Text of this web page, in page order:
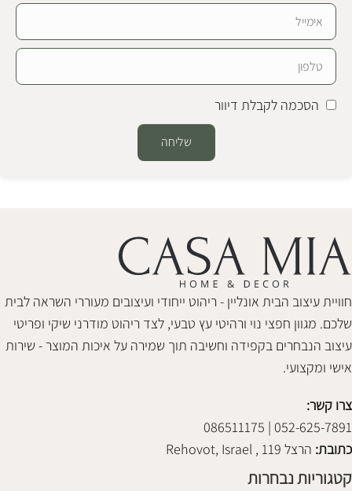
הסכמה לקבלת דיוור
שליחה
חוויית עיצוב הבית אונליין - ריהוט ייחודי ועיצובים מעוררי השראה לבית
שלכם. מגוון חפצי נוי ורהיטי עץ טבעי, לצד ריהוט מודרני שיקי ופריטי
עיצוב הנבחרים בקפידה וחשיבה תוך שמירה על איכות המוצר - שירות
אישי ומקצועי.
צרו קשר:
052-625-7891 | 086511175
כתובת: הרצל 119 , Rehovot, Israel
קטגוריות נבחרות